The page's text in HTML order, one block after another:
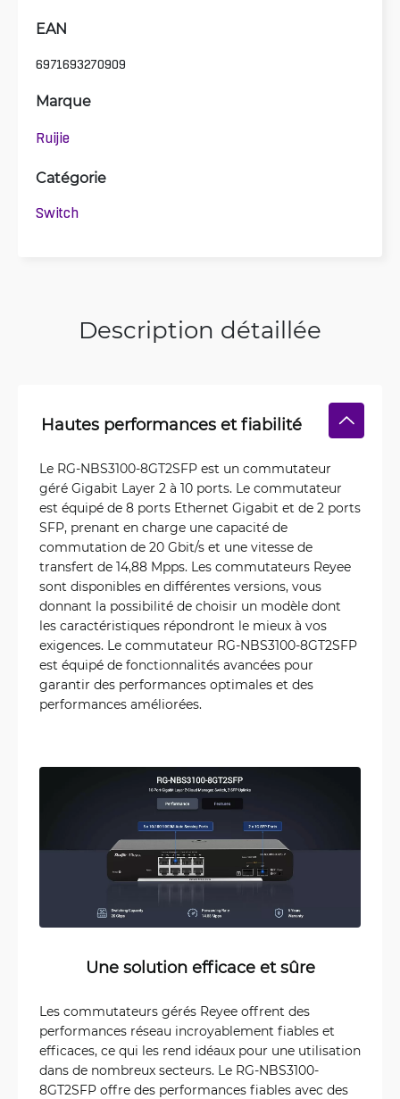
EAN
6971693270909
Marque
Ruijie
Catégorie
Switch
Description détaillée
Hautes performances et fiabilité
Le RG-NBS3100-8GT2SFP est un commutateur
géré Gigabit Layer 2 à 10 ports. Le commutateur
est équipé de 8 ports Ethernet Gigabit et de 2 ports
SFP, prenant en charge une capacité de
commutation de 20 Gbit/s et une vitesse de
transfert de 14,88 Mpps. Les commutateurs Reyee
sont disponibles en différentes versions, vous
donnant la possibilité de choisir un modèle dont
les caractéristiques répondront le mieux à vos
exigences. Le commutateur RG-NBS3100-8GT2SFP
est équipé de fonctionnalités avancées pour
garantir des performances optimales et des
performances améliorées.
Une solution efficace et sûre
Les commutateurs gérés Reyee offrent des
performances réseau incroyablement fiables et
efficaces, ce qui les rend idéaux pour une utilisation
dans de nombreux secteurs. Le RG-NBS3100-
8GT2SFP offre des performances fiables avec des